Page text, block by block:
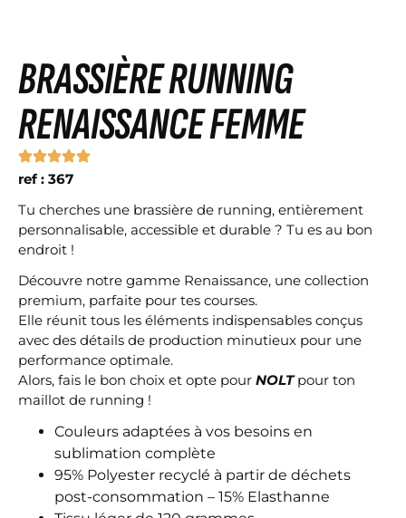
BRASSIÈRE RUNNING
RENAISSANCE FEMME
ref : 367
Tu cherches une brassière de running, entièrement
personnalisable, accessible et durable ? Tu es au bon
endroit !
Découvre notre gamme Renaissance, une collection
premium, parfaite pour tes courses.
Elle réunit tous les éléments indispensables conçus
avec des détails de production minutieux pour une
performance optimale.
Alors, fais le bon choix et opte pour NOLTpour ton
maillot de running !
Couleurs adaptées à vos besoins en
sublimation complète
95% Polyester recyclé à partir de déchets
post-consommation – 15% Elasthanne